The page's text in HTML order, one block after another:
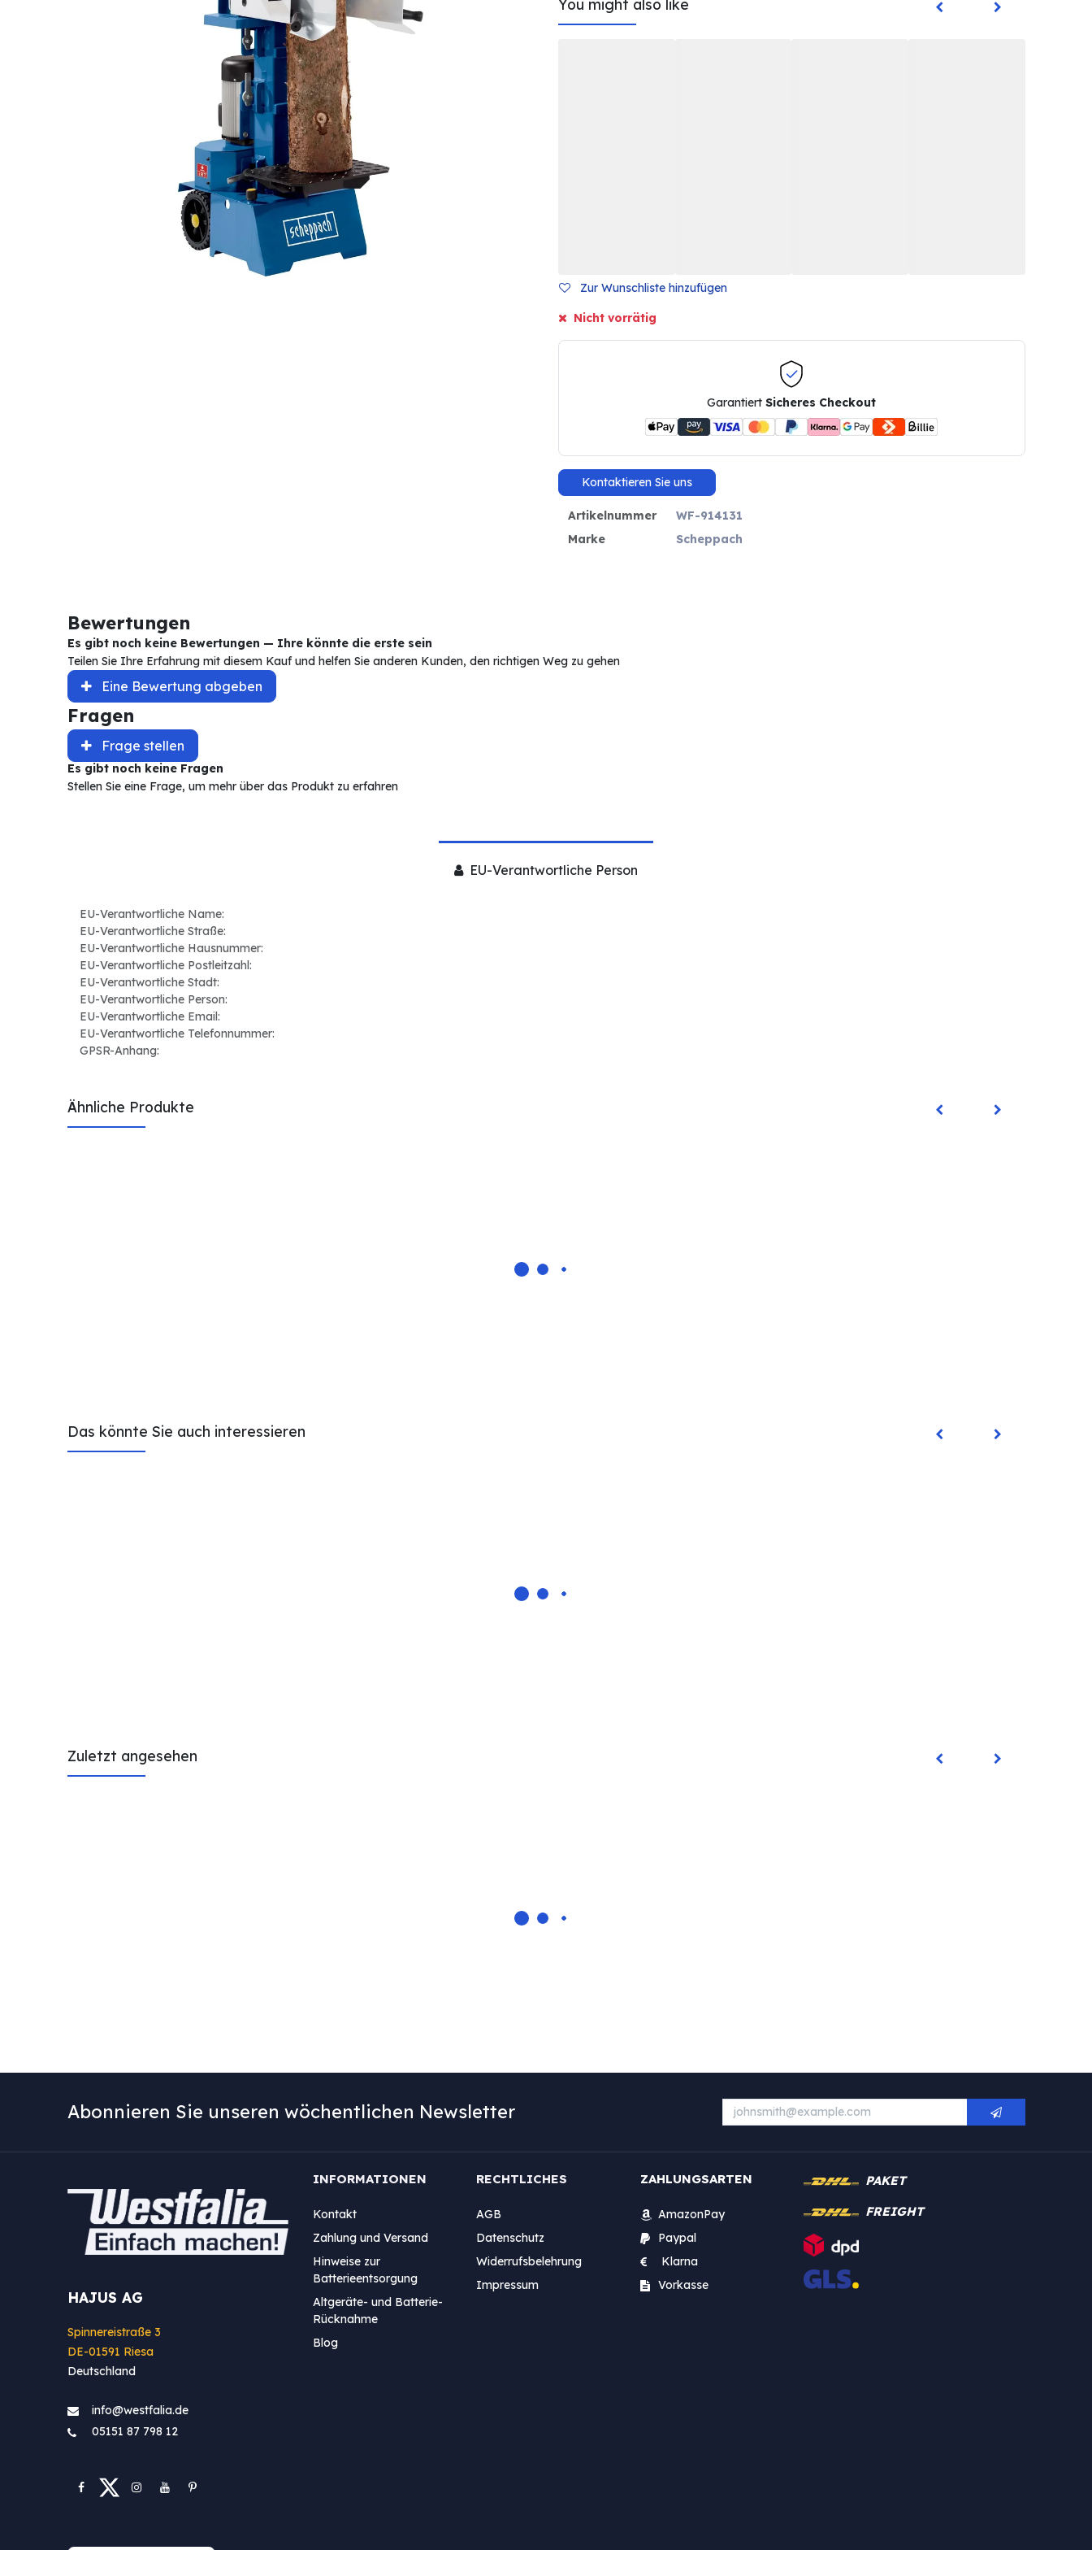
You might also like
Zur Wunschliste hinzufügen
Nicht vorrätig
GarantiertSicheres Checkout
Kontaktieren Sie uns
Artikelnummer
WF-914131
Marke
Scheppach
Bewertungen
Es gibt noch keine Bewertungen — Ihre könnte die erste sein
Teilen Sie Ihre Erfahrung mit diesem Kauf und helfen Sie anderen Kunden, den richtigen Weg zu gehen
Eine Bewertung abgeben
Fragen
Frage stellen
Es gibt noch keine Fragen
Stellen Sie eine Frage, um mehr über das Produkt zu erfahren
EU-Verantwortliche Person
EU-Verantwortliche Name:
EU-Verantwortliche Straße:
EU-Verantwortliche Hausnummer:
EU-Verantwortliche Postleitzahl:
EU-Verantwortliche Stadt:
EU-Verantwortliche Person:
EU-Verantwortliche Email:
EU-Verantwortliche Telefonnummer:
GPSR-Anhang:
Ähnliche Produkte
Das könnte Sie auch interessieren
Zuletzt angesehen
Abonnieren Sie unseren wöchentlichen Newsletter
HAJUS AG
Spinnereistraße 3
DE-01591 Riesa
Deutschland
info@westfa​lia.de
05151 87 798 12
INFORMATIONEN
Kontakt
Zahlung und Versand
Hinweise zur
Batterieentsorgung
Altgeräte- und Batterie-
Rücknahme
Blog
RECHTLICHES
AGB
Datenschutz
Widerrufsbelehrung
Impressum
ZAHLUNGSARTEN
AmazonPay
Paypal
Klarna
Vorkasse
PAKET
FREIGHT